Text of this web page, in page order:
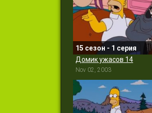
15 сезон - 1 серия
Домик ужасов 14
Nov 02, 2003